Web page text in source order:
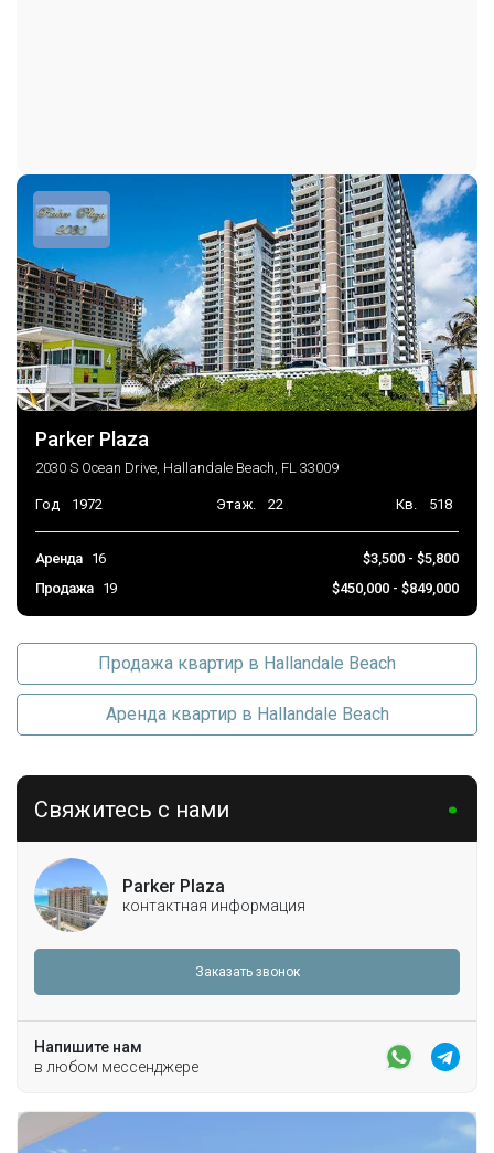
Parker Plaza
2030 S Ocean Drive, Hallandale Beach, FL 33009
Год 1972 Этаж. 22 Кв. 518
Аренда 16
$3,500 - $5,800
Продажа
19 $450,000 - $849,000
Продажа квартир в Hallandale Beach
Аренда квартир в Hallandale Beach
Свяжитесь с нами
Parker Plaza
контактная информация
Заказать звонок
Напишите нам
в любом мессенджере